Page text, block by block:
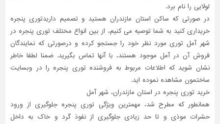
سازه
سایر
لولایی را نام برد.
در صورتی که ساکن استان مازندران هستید و تصمیم داریدتوری پنجره
خریداری کنید به شما توصیه می کنیم، از بین انواع مختلف توری پنجره در
شهر آمل توری مورد نظر خود را جستجو کرده و درصورتی که نمایندگان
فروش آن در آمل موجود هستند، با آنها تماس بگیرید. ضمنا لطفا خاطر
نشان شوید که اطلاعات مربوط به فروشنده توری پنجره را در وبسایت
ساختمون مشاهده نموده اید.
خرید توری پنجره در استان مازندران، شهر آمل
همانطور که مطرح شد، مهمترین ویژگی توری پنجره جلوگیری از ورود
حشرات موذی و تا حد زیادی جلوگیری از نفوذ گرد و خاک به داخل